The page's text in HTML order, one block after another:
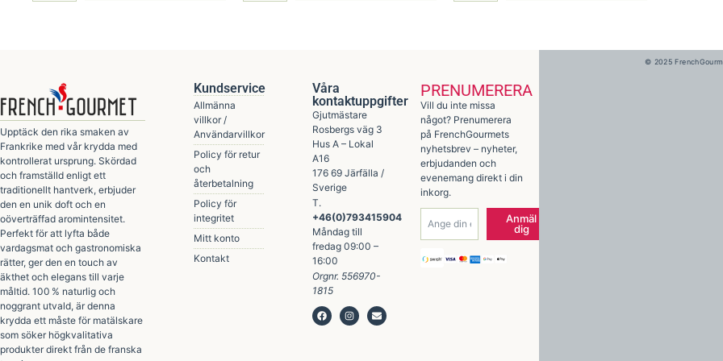
Upptäck den rika smaken av
Frankrike med vår krydda med
kontrollerat ursprung. Skördad
och framställd enligt ett
traditionellt hantverk, erbjuder
den en unik doft och en
oöverträffad aromintensitet.
Perfekt för att lyfta både
vardagsmat och gastronomiska
rätter, ger den en touch av
äkthet och elegans till varje
måltid. 100 % naturlig och
noggrant utvald, är denna
krydda ett måste för matälskare
som söker högkvalitativa
produkter direkt från de franska
Kundservice
Allmänna
villkor /
Användarvillkor
Policy för retur
och
återbetalning
Policy för
integritet
Mitt konto
Kontakt
Våra
kontaktuppgifter
Gjutmästare
Rosbergs väg 3
Hus A – Lokal
A16
176 69 Järfälla /
Sverige
T.
+46(0)793415904
Måndag till
fredag 09:00 –
16:00
Orgnr. 556970-
1815
PRENUMERERA
Vill du inte missa
något? Prenumerera
på FrenchGourmets
nyhetsbrev – nyheter,
erbjudanden och
evenemang direkt i din
inkorg.
Anmäl
dig
© 2025